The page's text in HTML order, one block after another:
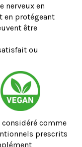
nerveux en
en protégeant
être
ou
comme
prescrits